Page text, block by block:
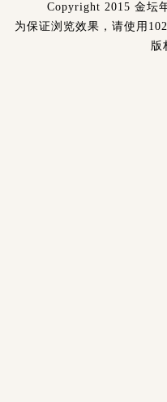
Copyright 2015 金坛
为保证浏览效果，请使用
版